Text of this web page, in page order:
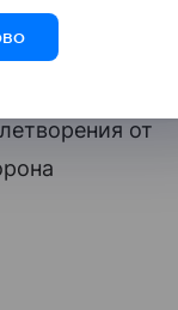
папа, а в
их
от